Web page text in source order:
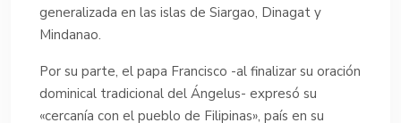
generalizada en las islas de Siargao, Dinagat y
Mindanao.
Por su parte, el papa Francisco -al finalizar su oración
dominical tradicional del Ángelus- expresó su
«cercanía con el pueblo de Filipinas», país en su